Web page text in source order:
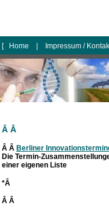
[ Home Impressum /
Â Â
Â Â Berliner
Die Termin-
einer eigenen Liste
*Â
Â Â